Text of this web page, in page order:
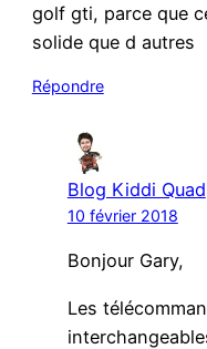
golf gti, parce que
solide que d autres
Répondre
Blog Kiddi Quad
10 février 2018
Bonjour Gary,
Les